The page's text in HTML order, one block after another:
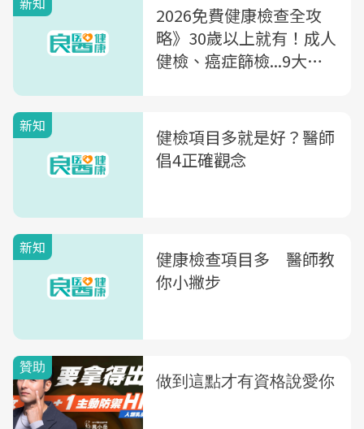
2026免費健康檢查全攻
略》30歲以上就有！成人
健檢、癌症篩檢...9大補
新知
健檢項目多就是好？醫師
倡4正確觀念
新知
健康檢查項目多 醫師教
你小撇步